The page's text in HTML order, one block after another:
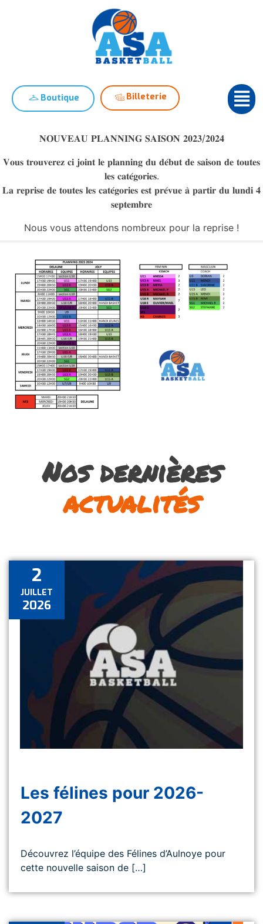
Boutique Billeterie
𝐍𝐎𝐔𝐕𝐄𝐀𝐔 𝐏𝐋𝐀𝐍𝐍𝐈𝐍𝐆 𝐒𝐀𝐈𝐒𝐎𝐍 𝟐𝟎𝟐𝟑/𝟐𝟎𝟐𝟒
𝐕𝐨𝐮𝐬 𝐭𝐫𝐨𝐮𝐯𝐞𝐫𝐞𝐳 𝐜𝐢 𝐣𝐨𝐢𝐧𝐭 𝐥𝐞 𝐩𝐥𝐚𝐧𝐧𝐢𝐧𝐠 𝐝𝐮 𝐝𝐞́𝐛𝐮𝐭 𝐝𝐞 𝐬𝐚𝐢𝐬𝐨𝐧 𝐝𝐞 𝐭𝐨𝐮𝐭𝐞𝐬
𝐥𝐞𝐬 𝐜𝐚𝐭𝐞́𝐠𝐨𝐫𝐢𝐞𝐬.
𝐋𝐚 𝐫𝐞𝐩𝐫𝐢𝐬𝐞 𝐝𝐞 𝐭𝐨𝐮𝐭𝐞𝐬 𝐥𝐞𝐬 𝐜𝐚𝐭𝐞́𝐠𝐨𝐫𝐢𝐞𝐬 𝐞𝐬𝐭 𝐩𝐫𝐞́𝐯𝐮𝐞 𝐚̀ 𝐩𝐚𝐫𝐭𝐢𝐫 𝐝𝐮 𝐥𝐮𝐧𝐝𝐢 𝟒
𝐬𝐞𝐩𝐭𝐞𝐦𝐛𝐫𝐞
Nous vous attendons nombreux pour la reprise !
Nos dernières
actualités
2
JUILLET
2026
Les félines pour 2026-
2027
Découvrez l’équipe des Félines d’Aulnoye pour
cette nouvelle saison de […]